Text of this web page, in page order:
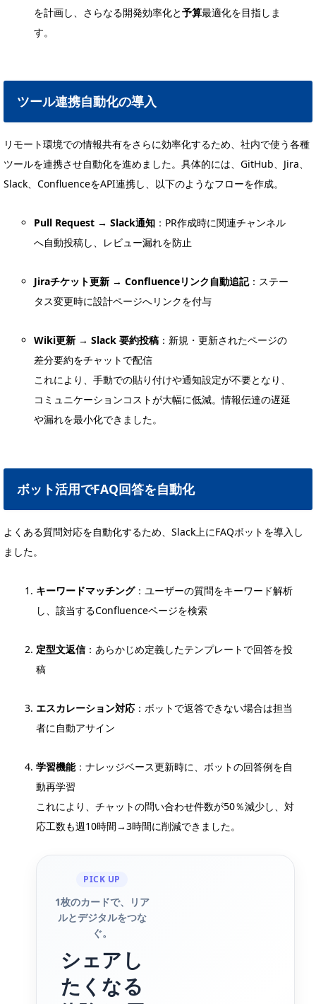
を計画し、さらなる開発効率化と予算最適化を目指しま
す。
ツール連携自動化の導入
リモート環境での情報共有をさらに効率化するため、社内で使う各種
ツールを連携させ自動化を進めました。具体的には、GitHub、Jira、
Slack、ConfluenceをAPI連携し、以下のようなフローを作成。
Pull Request → Slack通知 ：PR作成時に関連チャンネル
へ自動投稿し、レビュー漏れを防止
Jiraチケット更新 → Confluenceリンク自動追記：ステー
タス変更時に設計ページへリンクを付与
Wiki更新 → Slack 要約投稿 ：新規・更新されたページの
差分要約をチャットで配信
これにより、手動での貼り付けや通知設定が不要となり、
コミュニケーションコストが大幅に低減。情報伝達の遅延
や漏れを最小化できました。
ボット活用でFAQ回答を自動化
よくある質問対応を自動化するため、Slack上にFAQボットを導入し
ました。
キーワードマッチング：ユーザーの質問をキーワード解析
し、該当するConfluenceページを検索
定型文返信：あらかじめ定義したテンプレートで回答を投
稿
エスカレーション対応 ：ボットで返答できない場合は担当
者に自動アサイン
学習機能：ナレッジベース更新時に、ボットの回答例を自
動再学習
これにより、チャットの問い合わせ件数が50％減少し、対
応工数も週10時間→3時間に削減できました。
PICK UP
1枚のカードで、リア
ルとデジタルをつな
ぐ。
シェアし
たくなる